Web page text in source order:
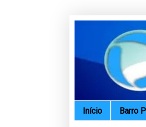
Início Barro